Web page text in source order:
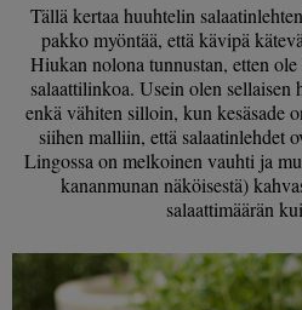
Tällä kertaa huuhtelin
pakko myöntää, että kävipä
Hiukan nolona tunnustan, etten
salaattilinkoa. Usein olen
enkä vähiten silloin, kun kesäsade
siihen malliin, että salaatinlehdet
Lingossa on melkoinen vauhti ja
kananmunan näköisestä)
salaattimäärän